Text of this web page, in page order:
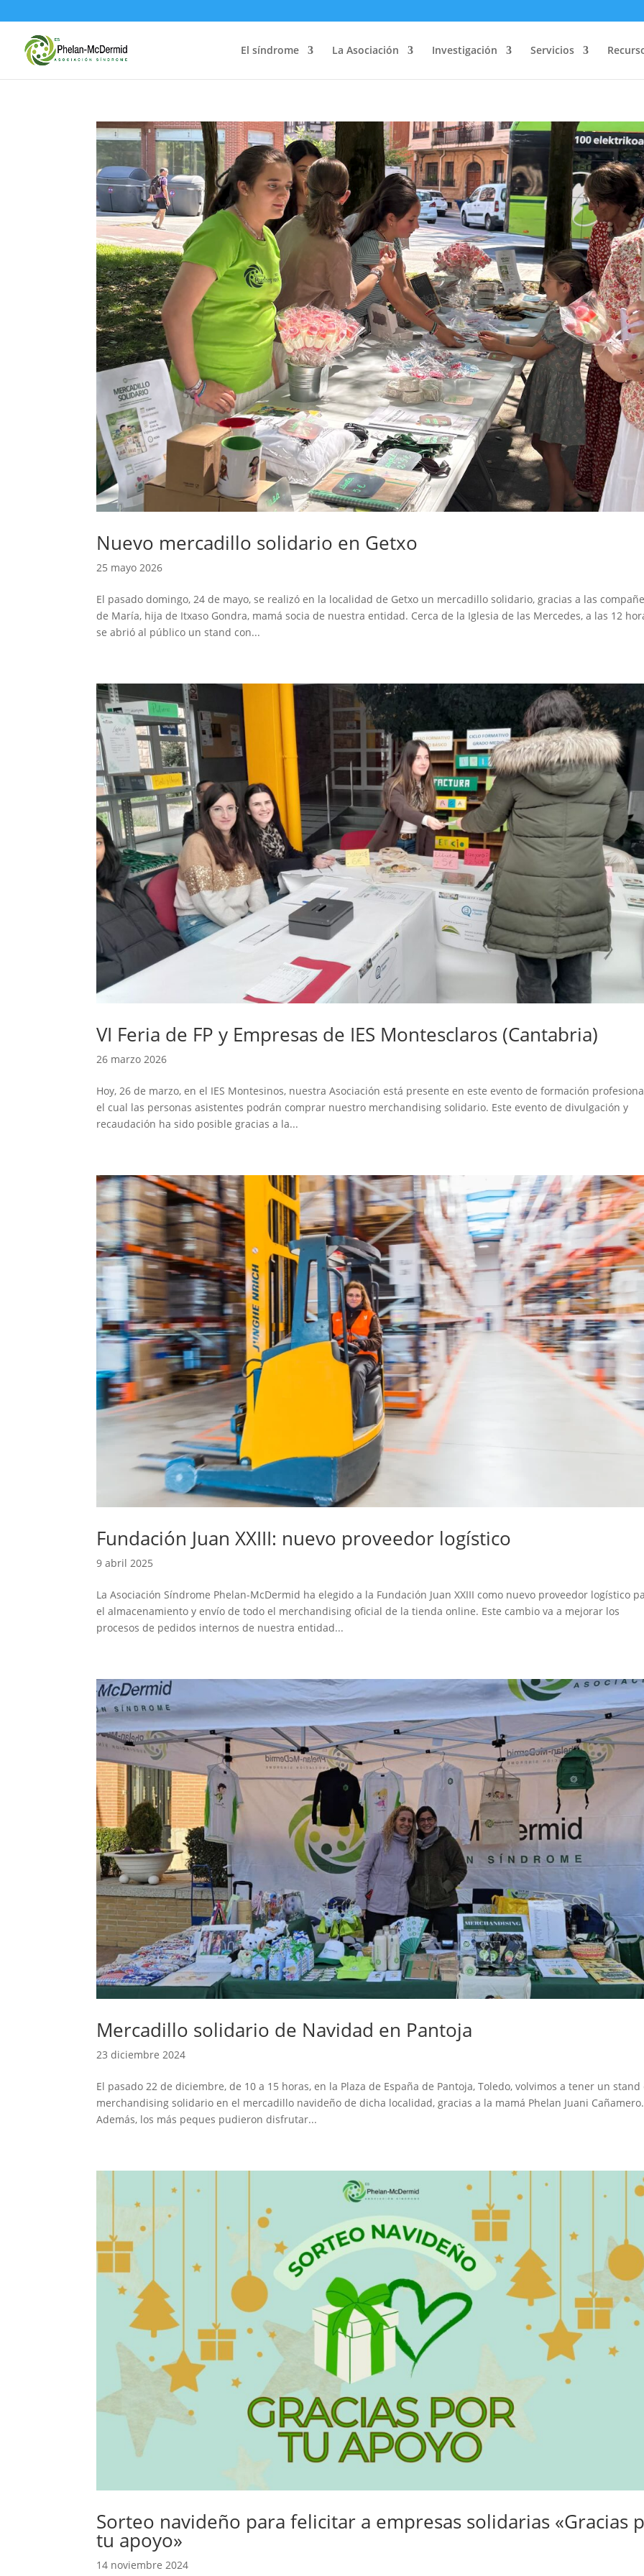
El síndrome La Asociación Investigación Servicios
Nuevo mercadillo solidario en Getxo
25 mayo 2026
El pasado domingo, 24 de mayo, se realizó en la localidad de Getxo un mercadillo solidario, gracias a las
de María, hija de Itxaso Gondra, mamá socia de nuestra entidad. Cerca de la Iglesia de las Mercedes, a las 12
se abrió al público un stand con...
VI Feria de FP y Empresas de IES Montesclaros (Cantabria)
26 marzo 2026
Hoy, 26 de marzo, en el IES Montesinos, nuestra Asociación está presente en este evento de formación
el cual las personas asistentes podrán comprar nuestro merchandising solidario. Este evento de divulgación y
recaudación ha sido posible gracias a la...
Fundación Juan XXIII: nuevo proveedor logístico
9 abril 2025
La Asociación Síndrome Phelan-McDermid ha elegido a la Fundación Juan XXIII como nuevo proveedor logístico
el almacenamiento y envío de todo el merchandising oficial de la tienda online. Este cambio va a mejorar los
procesos de pedidos internos de nuestra entidad...
Mercadillo solidario de Navidad en Pantoja
23 diciembre 2024
El pasado 22 de diciembre, de 10 a 15 horas, en la Plaza de España de Pantoja, Toledo, volvimos a tener un stand
merchandising solidario en el mercadillo navideño de dicha localidad, gracias a la mamá Phelan Juani Cañamero.
Además, los más peques pudieron disfrutar...
Sorteo navideño para felicitar a empresas solidarias «Gracias
tu apoyo»
14 noviembre 2024